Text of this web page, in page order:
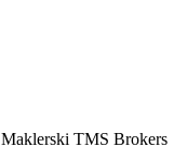
TMS Brokers